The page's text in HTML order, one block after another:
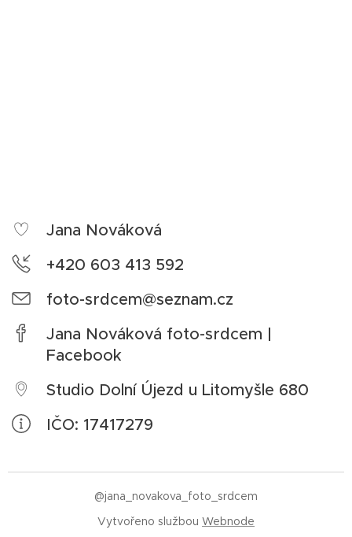
Jana Nováková
+420 603 413 592
foto-srdcem@seznam.cz
Jana Nováková foto-srdcem |
Facebook
Studio Dolní Újezd u Litomyšle 680
IČO: 17417279
@jana_novakova_foto_srdcem
Vytvořeno službou Webnode